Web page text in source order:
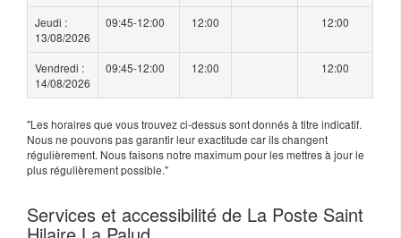
Jeudi :
13/08/2026
09:45-12:00 12:00 12:00
Vendredi :
14/08/2026
09:45-12:00 12:00 12:00
"Les horaires que vous trouvez ci-dessus sont donnés à titre indicatif.
Nous ne pouvons pas garantir leur exactitude car ils changent
régulièrement. Nous faisons notre maximum pour les mettres à jour le
plus régulièrement possible."
Services et accessibilité de La Poste Saint